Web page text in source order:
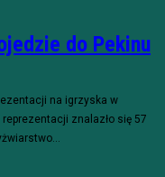
do Pekinu
na igrzyska w
znalazło się 57